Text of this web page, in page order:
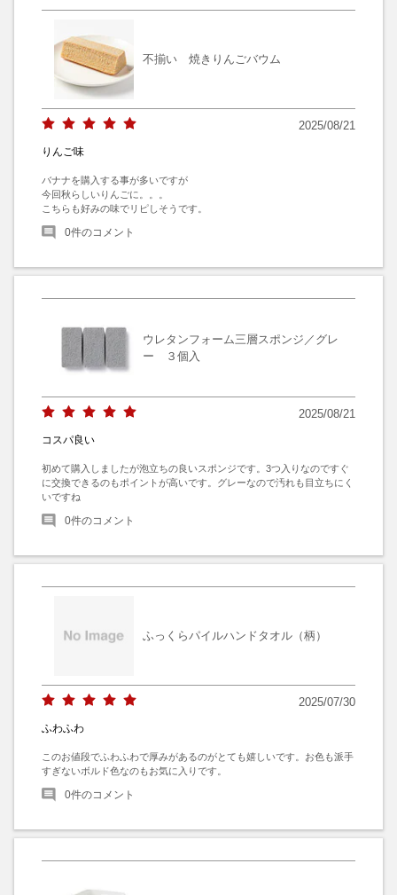
不揃い 焼きりんごバウム
2025/08/21
りんご味
バナナを購入する事が多いですが
今回秋らしいりんごに。。。
こちらも好みの味でリピしそうです。
0件のコメント
ウレタンフォーム三層スポンジ／グレ
ー ３個入
2025/08/21
コスパ良い
初めて購入しましたが泡立ちの良いスポンジです。3つ入りなのですぐ
に交換できるのもポイントが高いです。グレーなので汚れも目立ちにく
いですね
0件のコメント
ふっくらパイルハンドタオル（柄）
2025/07/30
ふわふわ
このお値段でふわふわで厚みがあるのがとても嬉しいです。お色も派手
すぎないボルド色なのもお気に入りです。
0件のコメント